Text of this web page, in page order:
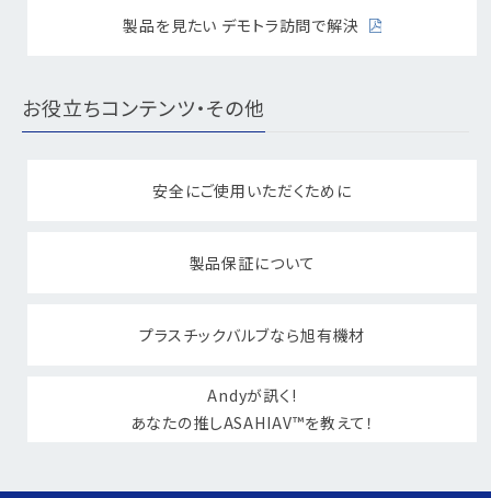
製品を見たい デモトラ訪問で解決
お役立ちコンテンツ・その他
安全にご使用いただくために
製品保証について
プラスチックバルブなら旭有機材
Andyが訊く!
あなたの推しASAHIAV™を教えて！